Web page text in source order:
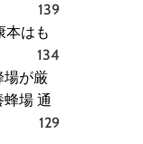
139
本はも
134
場が厳
場 通
129